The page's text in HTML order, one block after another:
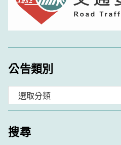
公告類別
類
搜尋